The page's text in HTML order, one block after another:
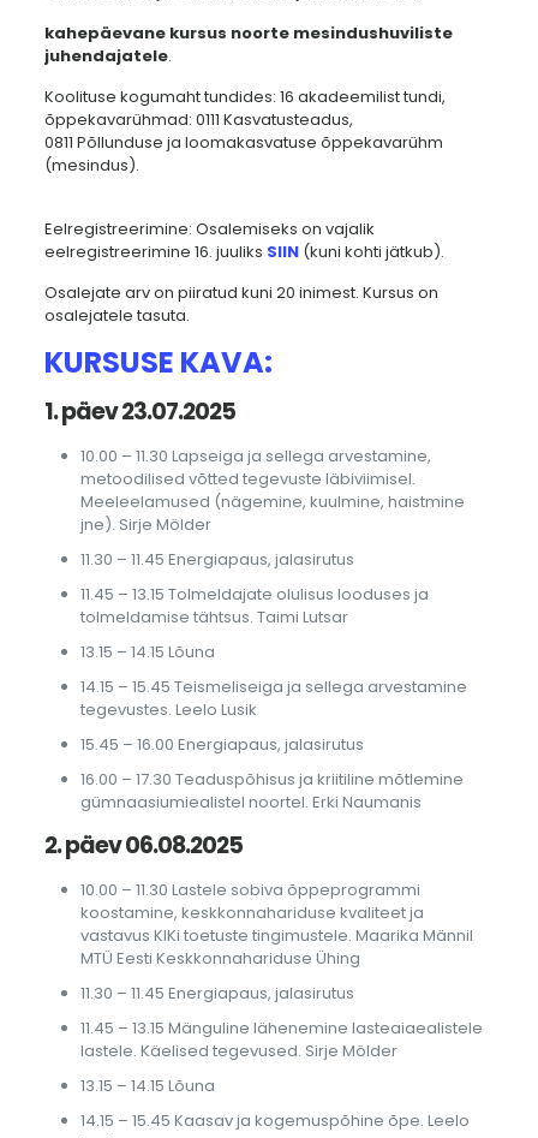
kahepäevane kursus noorte mesindushuviliste
juhendajatele.
Koolituse kogumaht tundides: 16 akadeemilist tundi,
õppekavarühmad: 0111 Kasvatusteadus,
0811 Põllunduse ja loomakasvatuse õppekavarühm
(mesindus).
Eelregistreerimine: Osalemiseks on vajalik
eelregistreerimine 16. juuliks SIIN(kuni kohti jätkub).
Osalejate arv on piiratud kuni 20 inimest. Kursus on
osalejatele tasuta.
KURSUSE KAVA:
1. päev 23.07.2025
10.00 – 11.30 Lapseiga ja sellega arvestamine,
metoodilised võtted tegevuste läbiviimisel.
Meeleelamused (nägemine, kuulmine, haistmine
jne). Sirje Mölder
11.30 – 11.45 Energiapaus, jalasirutus
11.45 – 13.15 Tolmeldajate olulisus looduses ja
tolmeldamise tähtsus. Taimi Lutsar
13.15 – 14.15 Lõuna
14.15 – 15.45 Teismeliseiga ja sellega arvestamine
tegevustes. Leelo Lusik
15.45 – 16.00 Energiapaus, jalasirutus
16.00 – 17.30 Teaduspõhisus ja kriitiline mõtlemine
gümnaasiumiealistel noortel. Erki Naumanis
2. päev 06.08.2025
10.00 – 11.30 Lastele sobiva õppeprogrammi
koostamine, keskkonnahariduse kvaliteet ja
vastavus KIKi toetuste tingimustele. Maarika Männil
MTÜ Eesti Keskkonnahariduse Ühing
11.30 – 11.45 Energiapaus, jalasirutus
11.45 – 13.15 Mänguline lähenemine lasteaiaealistele
lastele. Käelised tegevused. Sirje Mölder
13.15 – 14.15 Lõuna
14.15 – 15.45 Kaasav ja kogemuspõhine õpe. Leelo